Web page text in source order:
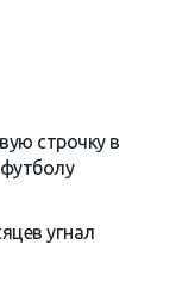
строчку в
угнал